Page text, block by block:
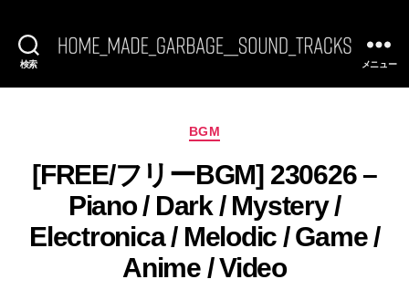
検索
BGM]
SoundTracks
メニュー
カ
ゴ
リ
ー
BGM
[FREE/フリーBGM] 230626 –
Piano / Dark / Mystery /
Electronica / Melodic / Game /
Anime / Video